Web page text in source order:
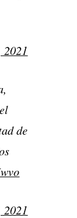
2021
de
2021